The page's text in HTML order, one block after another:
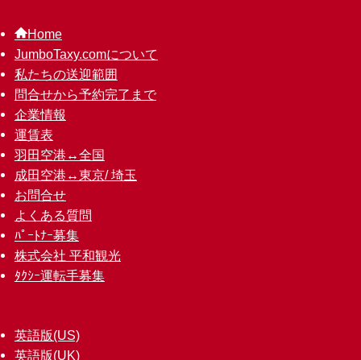
Home
JumboTaxy.comについて
私たちの送迎範囲
問合せから予約完了まで
企業情報
運賃表
羽田空港↔︎全国
成田空港↔︎東京/ 埼玉
お問合せ
よくある質問
ﾊﾟｰﾄﾅｰ募集
株式会社 平和観光
ﾀｸｼｰ運転手募集
英語版(US)
英語版(UK)